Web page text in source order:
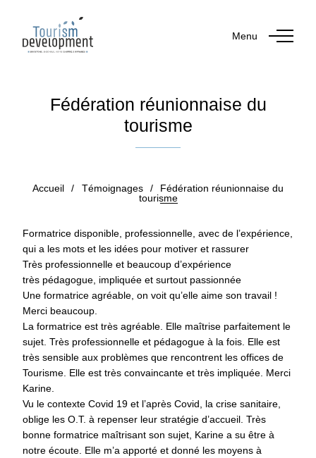
Menu
Fédération réunionnaise du
tourisme
Accueil / Témoignages /
Fédération réunionnaise du
tourisme
Formatrice disponible, professionnelle, avec de l’expérience,
qui a les mots et les idées pour motiver et rassurer
Très professionnelle et beaucoup d’expérience
très pédagogue, impliquée et surtout passionnée
Une formatrice agréable, on voit qu’elle aime son travail !
Merci beaucoup.
La formatrice est très agréable. Elle maîtrise parfaitement le
sujet. Très professionnelle et pédagogue à la fois. Elle est
très sensible aux problèmes que rencontrent les offices de
Tourisme. Elle est très convaincante et très impliquée. Merci
Karine.
Vu le contexte Covid 19 et l’après Covid, la crise sanitaire,
oblige les O.T. à repenser leur stratégie d’accueil. Très
bonne formatrice maîtrisant son sujet, Karine a su être à
notre écoute. Elle m’a apporté et donné les moyens à